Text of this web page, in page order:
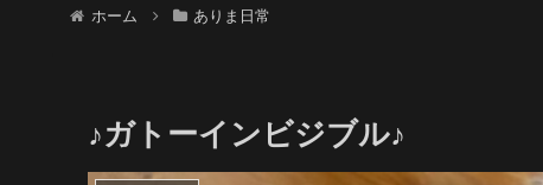
ホーム ありま日常
♪ガトーインビジブル♪